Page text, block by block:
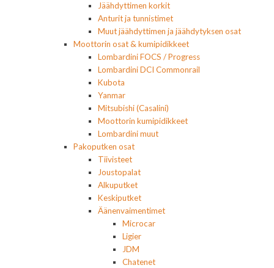
Jäähdyttimen korkit
Anturit ja tunnistimet
Muut jäähdyttimen ja jäähdytyksen osat
Moottorin osat & kumipidikkeet
Lombardini FOCS / Progress
Lombardini DCI Commonrail
Kubota
Yanmar
Mitsubishi (Casalini)
Moottorin kumipidikkeet
Lombardini muut
Pakoputken osat
Tiivisteet
Joustopalat
Alkuputket
Keskiputket
Äänenvaimentimet
Microcar
Ligier
JDM
Chatenet